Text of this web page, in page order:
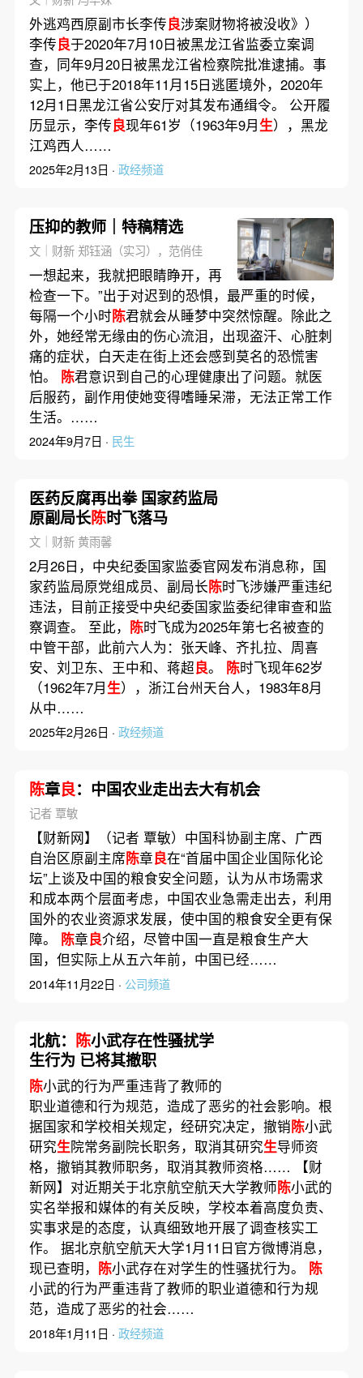
外逃鸡西原副市长李传良涉案财物将被没收》）
李传良于2020年7月10日被黑龙江省监委立案调
查，同年9月20日被黑龙江省检察院批准逮捕。事
实上，他已于2018年11月15日逃匿境外，2020年
12月1日黑龙江省公安厅对其发布通缉令。 公开履
历显示，李传良现年61岁（1963年9月生），黑龙
江鸡西人……
2025年2月13日 · 政经频道
压抑的教师｜特稿精选
文｜财新 郑钰涵（实习），范俏佳
一想起来，我就把眼睛睁开，再
检查一下。”出于对迟到的恐惧，最严重的时候，
每隔一个小时陈君就会从睡梦中突然惊醒。除此之
外，她经常无缘由的伤心流泪，出现盗汗、心脏刺
痛的症状，白天走在街上还会感到莫名的恐慌害
怕。 陈君意识到自己的心理健康出了问题。就医
后服药，副作用使她变得嗜睡呆滞，无法正常工作
生活。……
2024年9月7日 · 民生
医药反腐再出拳 国家药监局
原副局长陈时飞落马
文｜财新 黄雨馨
2月26日，中央纪委国家监委官网发布消息称，国
家药监局原党组成员、副局长陈时飞涉嫌严重违纪
违法，目前正接受中央纪委国家监委纪律审查和监
察调查。 至此， 陈时飞成为2025年第七名被查的
中管干部，此前六人为：张天峰、齐扎拉、周喜
安、刘卫东、王中和、蒋超良。 陈时飞现年62岁
（1962年7月生），浙江台州天台人，1983年8月
从中……
2025年2月26日 · 政经频道
陈章良：中国农业走出去大有机会
记者 覃敏
【财新网】（记者 覃敏）中国科协副主席、广西
自治区原副主席陈章良在“首届中国企业国际化论
坛”上谈及中国的粮食安全问题，认为从市场需求
和成本两个层面考虑，中国农业急需走出去，利用
国外的农业资源求发展，使中国的粮食安全更有保
障。 陈章良介绍，尽管中国一直是粮食生产大
国，但实际上从五六年前，中国已经……
2014年11月22日 · 公司频道
北航： 陈小武存在性骚扰学
生行为 已将其撤职
陈小武的行为严重违背了教师的
职业道德和行为规范，造成了恶劣的社会影响。根
据国家和学校相关规定，经研究决定，撤销陈小武
研究生院常务副院长职务，取消其研究生导师资
格，撤销其教师职务，取消其教师资格…… 【财
新网】对近期关于北京航空航天大学教师陈小武的
实名举报和媒体的有关反映，学校本着高度负责、
实事求是的态度，认真细致地开展了调查核实工
作。 据北京航空航天大学1月11日官方微博消息，
现已查明， 陈小武存在对学生的性骚扰行为。 陈
小武的行为严重违背了教师的职业道德和行为规
范，造成了恶劣的社会……
2018年1月11日 · 政经频道